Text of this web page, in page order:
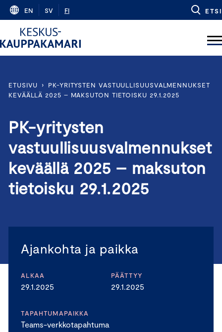
Skip
content
EN SV FI ETSI
ETUSIVU ›
PK-YRITYSTEN VASTUULLISUUSVALMENNUKSET
KEVÄÄLLÄ 2025 – MAKSUTON TIETOISKU 29.1.2025
PK-yritysten
vastuullisuusvalmennukset
keväällä 2025 – maksuton
tietoisku 29.1.2025
Ajankohta ja paikka
ALKAA
29.1.2025
PÄÄTTYY
29.1.2025
TAPAHTUMAPAIKKA
Teams-verkkotapahtuma